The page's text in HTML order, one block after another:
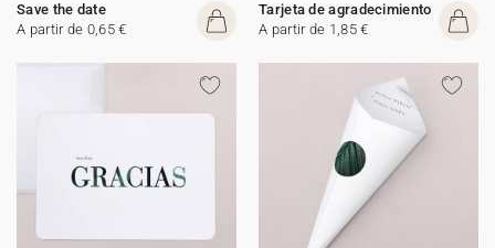
Save the date
A partir de 0,65 €
Tarjeta de agradecimiento
A partir de 1,85 €